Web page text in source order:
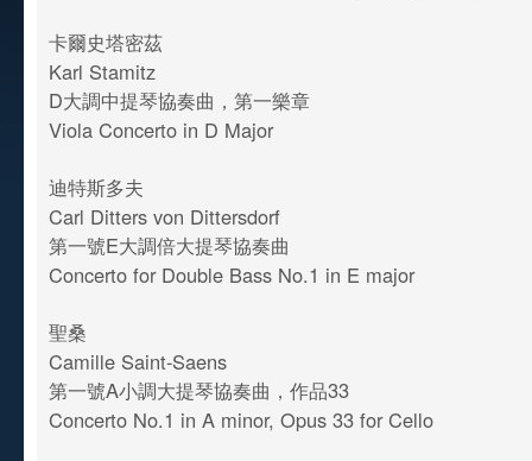
卡爾史塔密茲
Karl Stamitz
D大調中提琴協奏曲，第一樂章
Viola Concerto in D Major
迪特斯多夫
Carl Ditters von Dittersdorf
第一號E大調倍大提琴協奏曲
Concerto for Double Bass No.1 in E major
聖桑
Camille Saint-Saens
第一號A小調大提琴協奏曲，作品33
Concerto No.1 in A minor, Opus 33 for Cello